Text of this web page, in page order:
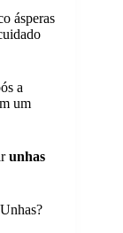
ásperas
a
um
unhas